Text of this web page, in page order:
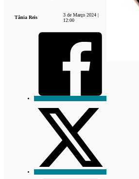
Tânia Reis
3 de Março 2024 |
12:00